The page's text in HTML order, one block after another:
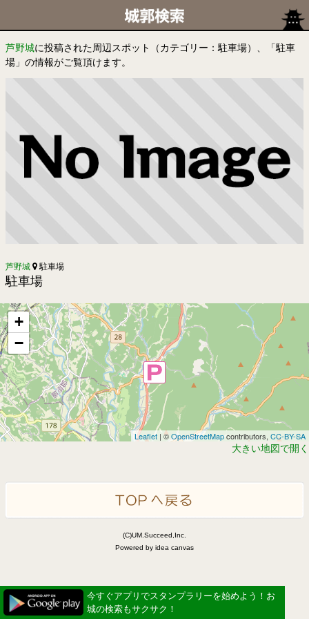
芦野城に投稿された周辺スポット（カテゴリー：駐車場）、「駐車
場」の情報がご覧頂けます。
芦野城 駐車場
駐車場
+
−
Leaflet | ©OpenStreetMapcontributors, CC-BY-SA
大きい地図で開く
(C)UM.Succeed,Inc.
Powered by idea canvas
今すぐアプリでスタンプラリーを始めよう！お
城の検索もサクサク！